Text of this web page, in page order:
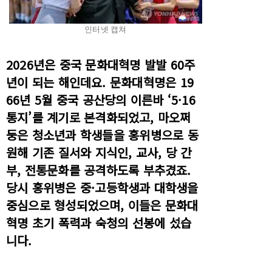
인터넷 캡쳐
2026년은 중국 문화대혁명 발발 60주
년이 되는 해인데요. 문화대혁명은 19
66년 5월 중국 공산당의 이른바 ‘5·16
통지’를 계기로 본격화되었고, 마오쩌
둥은 청소년과 학생들을 홍위병으로 동
원해 기존 질서와 지식인, 교사, 당 간
부, 전통문화를 공격하도록 부추겼죠.
당시 홍위병은 중·고등학생과 대학생을
중심으로 형성되었으며, 이들은 문화대
혁명 초기 폭력과 숙청의 선봉에 섰습
니다.